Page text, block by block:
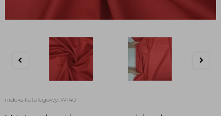
indeks katalogowy: W140